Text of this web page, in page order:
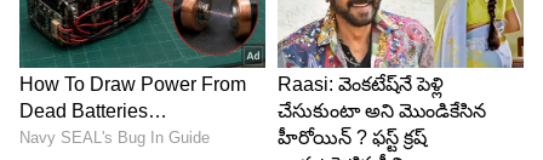
ఒక నాస్తికుడు అమ్మ‌వారి అండ‌తో ఎలా దుష్ట‌సంహారాన్ని
గావించాడ‌నేది ఈ మూవీ కథ. దీనికి ప్రతీకారంతోపాటు ప్రేమ
కథని, అలాగే మాస్‌ ఎలిమెంట్లని జోడించారు. ఇలా అన్ని
అంశాల మేళవింపుగా తెరకెక్కించారు. దాన్ని అంతే